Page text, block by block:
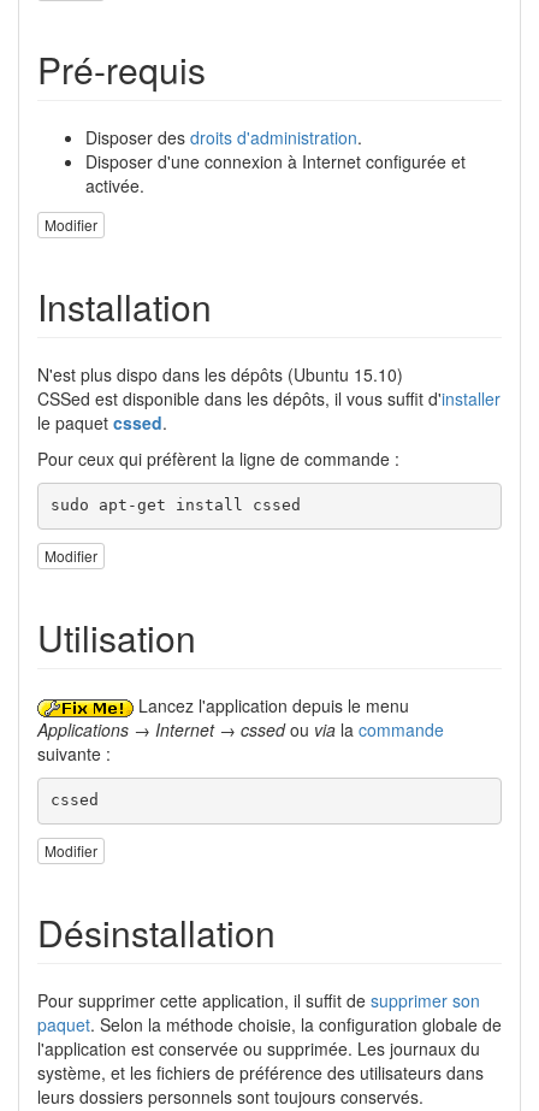
Pré-requis
Disposer des droits d'administration.
Disposer d'une connexion à Internet configurée et
activée.
Modifier
Installation
N'est plus dispo dans les dépôts (Ubuntu 15.10)
CSSed est disponible dans les dépôts, il vous suffit d'installer
le paquet cssed.
Pour ceux qui préfèrent la ligne de commande :
sudo apt-get install cssed
Modifier
Utilisation
Lancez l'application depuis le menu
Applications → Internet → cssedou via la commande
suivante :
cssed
Modifier
Désinstallation
Pour supprimer cette application, il suffit de supprimer son
paquet. Selon la méthode choisie, la configuration globale de
l'application est conservée ou supprimée. Les journaux du
système, et les fichiers de préférence des utilisateurs dans
leurs dossiers personnels sont toujours conservés.